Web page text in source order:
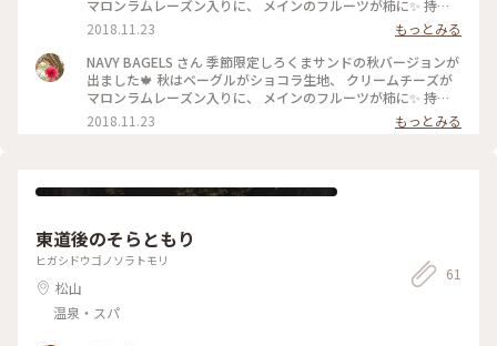
マロンラムレーズン入りに、 メインのフルーツが柿に✨ 持っ
ている手の開き具合を見ると、大きさがわかると思います(笑)
いつもよりちょっぴり大人の味でとっても美味しいです！ #秋
深き #わたしの街 #松山 #ベーグル
2018.11.23
もっとみる
NAVY BAGELS さん 季節限定しろくまサンドの秋バージョンが
出ました🍁 秋はベーグルがショコラ生地、 クリームチーズが
マロンラムレーズン入りに、 メインのフルーツが柿に✨ 持っ
ている手の開き具合を見ると、大きさがわかると思います (笑)
大人の味でとっても美味しいです！#秋深き #わたしの街 #松
2018.11.23 もっとみる
東道後のそらともり
ヒガシドウゴノソラトモリ
松山
温泉・スパ
61